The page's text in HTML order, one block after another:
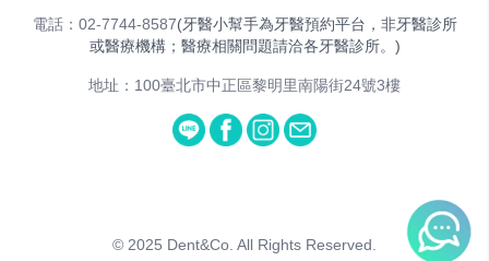
電話：02-7744-8587(牙醫小幫手為牙醫預約平台，非牙醫診所
或醫療機構；醫療相關問題請洽各牙醫診所。)
地址：100臺北市中正區黎明里南陽街24號3樓
© 2025 Dent&Co. All Rights Reserved.